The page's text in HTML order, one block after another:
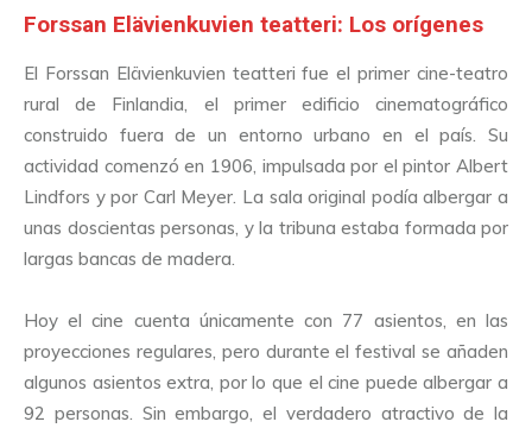
Forssan Elävienkuvien teatteri: Los orígenes
El Forssan Elävienkuvien teatteri fue el primer cine-teatro
rural de Finlandia, el primer edificio cinematográfico
construido fuera de un entorno urbano en el país. Su
actividad comenzó en 1906, impulsada por el pintor Albert
Lindfors y por Carl Meyer. La sala original podía albergar a
unas doscientas personas, y la tribuna estaba formada por
largas bancas de madera.
Hoy el cine cuenta únicamente con 77 asientos, en las
proyecciones regulares, pero durante el festival se añaden
algunos asientos extra, por lo que el cine puede albergar a
92 personas. Sin embargo, el verdadero atractivo de la